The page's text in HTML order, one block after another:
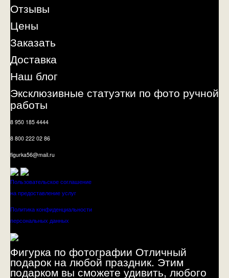
Отзывы
Цены
Заказать
Доставка
Наш блог
Эксклюзивные статуэтки по фото ручной
работы
8 950 185 4444
8 800 222 02 86
figurka56@mail.ru
Пользовательское соглашение
на предоставление услуг
Политика конфиденциальности
персональных данных
Фигурка по фотографии Отличный
подарок на любой праздник. Этим
подарком вы сможете удивить, любого